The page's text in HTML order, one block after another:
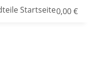
0,00 €